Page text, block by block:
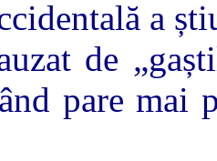
a
de
pare mai